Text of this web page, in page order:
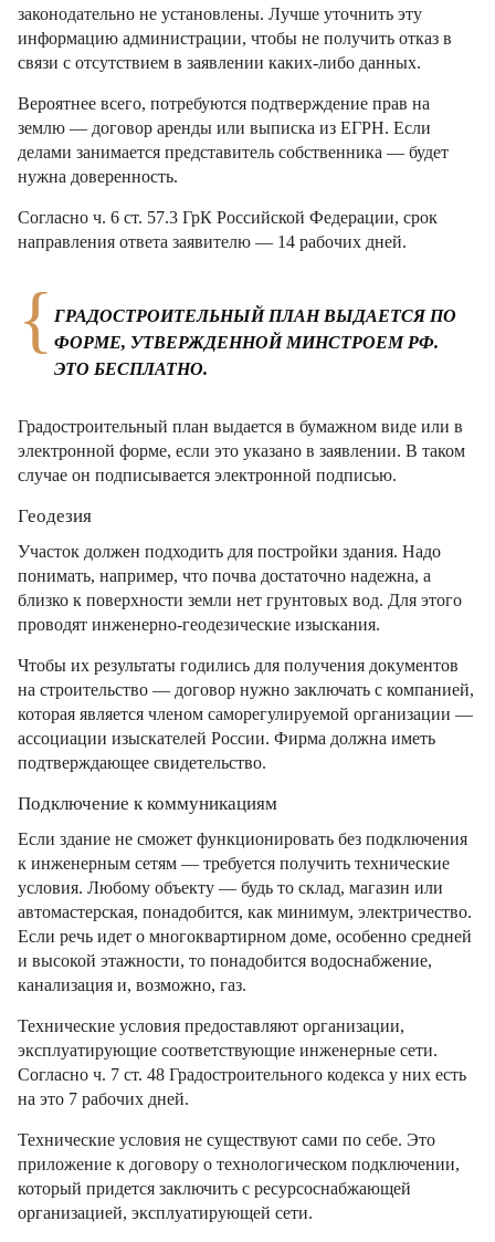
законодательно не установлены. Лучше уточнить эту
информацию администрации, чтобы не получить отказ в
связи с отсутствием в заявлении каких-либо данных.
Вероятнее всего, потребуются подтверждение прав на
землю — договор аренды или выписка из ЕГРН. Если
делами занимается представитель собственника — будет
нужна доверенность.
Согласно ч. 6 ст. 57.3 ГрК Российской Федерации, срок
направления ответа заявителю — 14 рабочих дней.
ГРАДОСТРОИТЕЛЬНЫЙ ПЛАН ВЫДАЕТСЯ ПО
ФОРМЕ, УТВЕРЖДЕННОЙ МИНСТРОЕМ РФ.
ЭТО БЕСПЛАТНО.
Градостроительный план выдается в бумажном виде или в
электронной форме, если это указано в заявлении. В таком
случае он подписывается электронной подписью.
Геодезия
Участок должен подходить для постройки здания. Надо
понимать, например, что почва достаточно надежна, а
близко к поверхности земли нет грунтовых вод. Для этого
проводят инженерно-геодезические изыскания.
Чтобы их результаты годились для получения документов
на строительство — договор нужно заключать с компанией,
которая является членом саморегулируемой организации —
ассоциации изыскателей России. Фирма должна иметь
подтверждающее свидетельство.
Подключение к коммуникациям
Если здание не сможет функционировать без подключения
к инженерным сетям — требуется получить технические
условия. Любому объекту — будь то склад, магазин или
автомастерская, понадобится, как минимум, электричество.
Если речь идет о многоквартирном доме, особенно средней
и высокой этажности, то понадобится водоснабжение,
канализация и, возможно, газ.
Технические условия предоставляют организации,
эксплуатирующие соответствующие инженерные сети.
Согласно ч. 7 ст. 48 Градостроительного кодекса у них есть
на это 7 рабочих дней.
Технические условия не существуют сами по себе. Это
приложение к договору о технологическом подключении,
который придется заключить с ресурсоснабжающей
организацией, эксплуатирующей сети.